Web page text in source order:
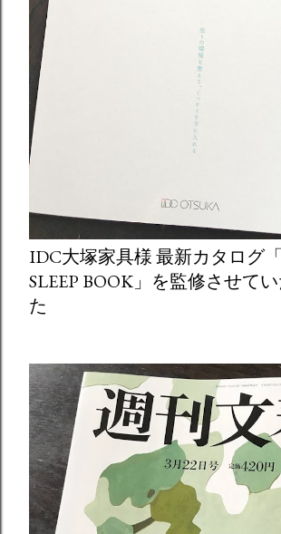
IDC大塚家具様 最新カタログ
SLEEP BOOK」を監修させて
た